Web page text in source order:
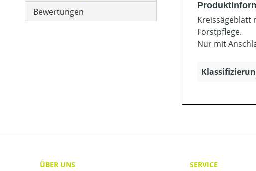
Bewertungen
Kreissägeblatt
Forstpflege.
Nur mit
ÜBER UNS
SERVICE